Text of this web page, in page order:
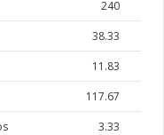
240
38.33
11.83
117.67
3.33